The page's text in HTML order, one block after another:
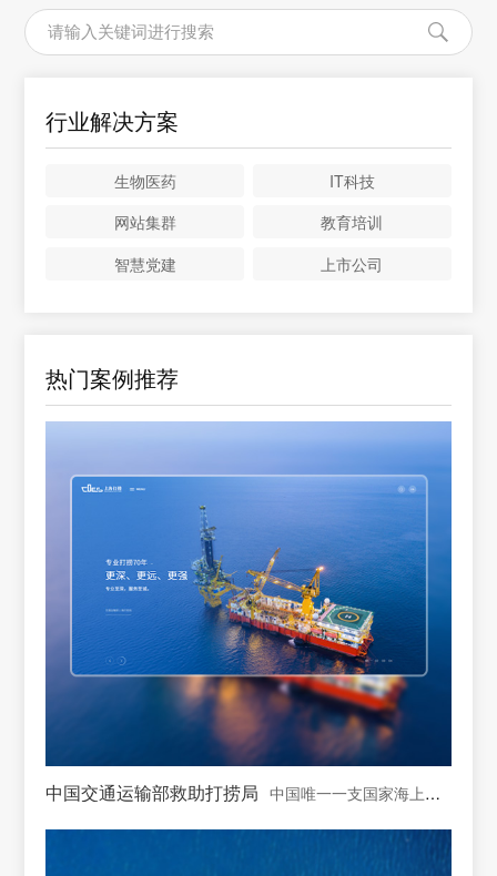
行业解决方案
生物医药
IT科技
网站集群
教育培训
智慧党建
上市公司
热门案例推荐
中国交通运输部救助打捞局 中国唯一一支国家海上专业救助打捞力量